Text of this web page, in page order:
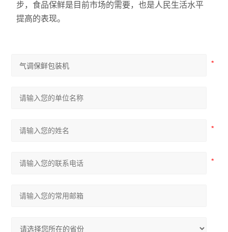
步，食品保鲜是目前市场的需要，也是人民生活水平
提高的表现。